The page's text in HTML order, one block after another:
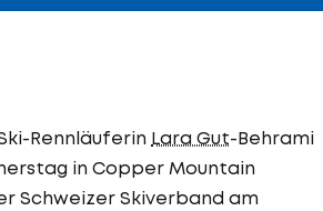
Rennläuferin Lara Gut-Behrami
in Copper Mountain
Schweizer Skiverband am